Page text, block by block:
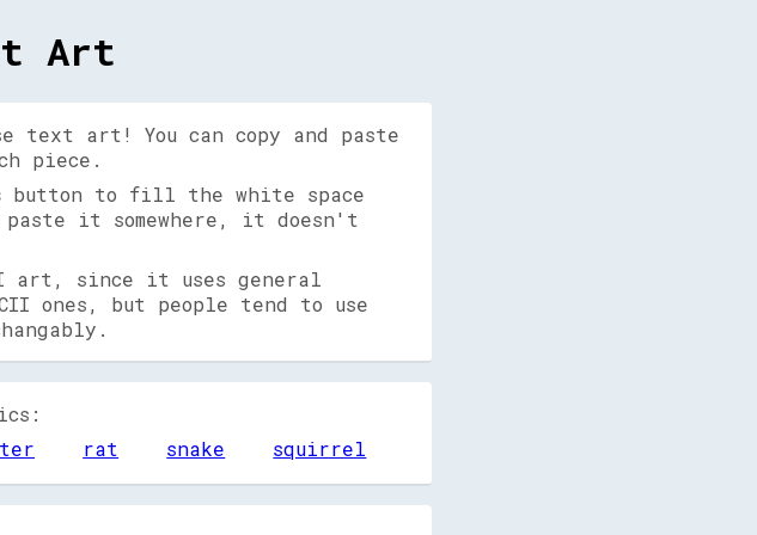
Art
text art! You can copy and paste
piece.
button to fill the white space
paste it somewhere, it doesn't
art, since it uses general
ones, but people tend to use
rat snake squirrel